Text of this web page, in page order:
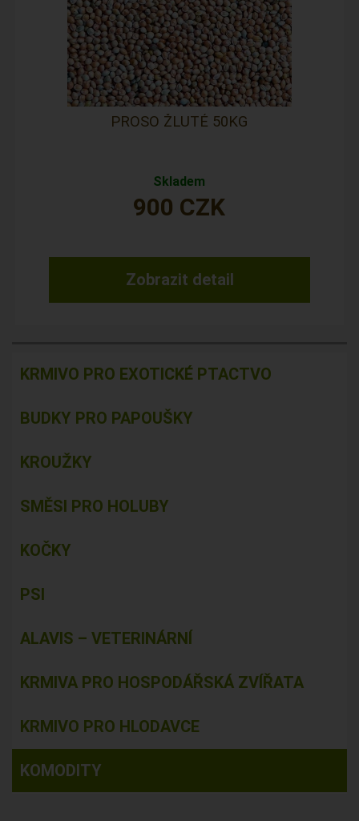
PROSO ŽLUTÉ 50KG
Skladem
Zobrazit detail
900 CZK
KRMIVO PRO EXOTICKÉ PTACTVO
BUDKY PRO PAPOUŠKY
KROUŽKY
SMĚSI PRO HOLUBY
KOČKY
PSI
ALAVIS – VETERINÁRNÍ
KRMIVA PRO HOSPODÁŘSKÁ ZVÍŘATA
KRMIVO PRO HLODAVCE
KOMODITY